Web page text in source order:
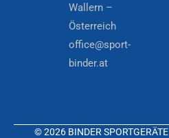
Wallern –
Österreich
office@sport-
binder.at
© 2026 BINDER SPORTGERÄTE